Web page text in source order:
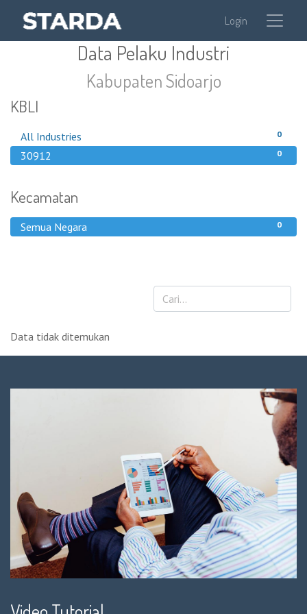
Login
Data Pelaku Industri
Kabupaten Sidoarjo
KBLI
0
All Industries
0
30912
Kecamatan
0
Semua Negara
Data tidak ditemukan